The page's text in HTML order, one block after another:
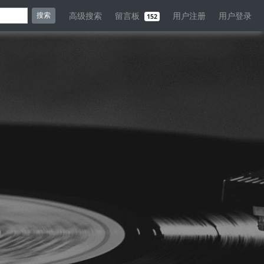
搜索 高级搜索 留言板 152 用户注册 用户登录